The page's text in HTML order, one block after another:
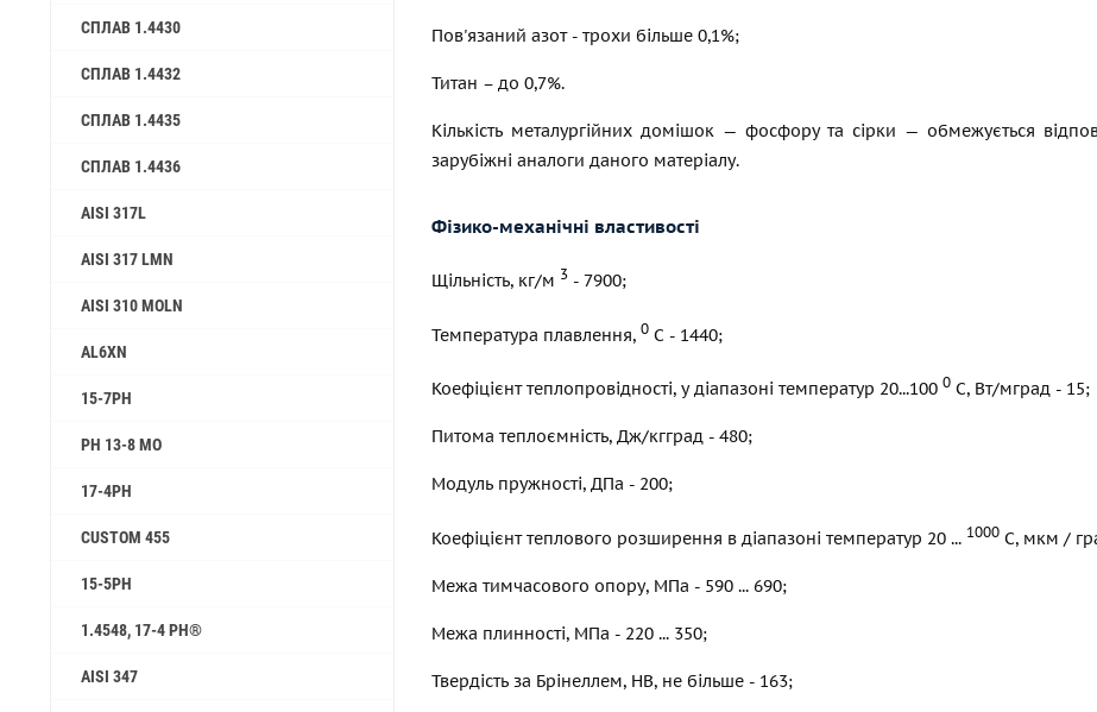
СПЛАВ 1.4430
СПЛАВ 1.4432
СПЛАВ 1.4435
СПЛАВ 1.4436
AISI 317L
AISI 317 LMN
AISI 310 MOLN
AL6XN
15-7PH
PH 13-8 MO
17-4PH
CUSTOM 455
15-5PH
1.4548, 17-4 PH®
AISI 347
Пов'язаний азот - трохи більше 0,1%;
Титан – до 0,7%.
Кількість металургійних домішок — фосфору та сірки — обмежується
зарубіжні аналоги даного матеріалу.
Фізико-механічні властивості
Щільність, кг/м 3 - 7900;
Температура плавлення, 0 С - 1440;
Коефіцієнт теплопровідності, у діапазоні температур 20...100 0 С, Вт/мград - 15;
Питома теплоємність, Дж/кгград - 480;
Модуль пружності, ДПа - 200;
Коефіцієнт теплового розширення в діапазоні температур 20 ... 1000 С, мкм /
Межа тимчасового опору, МПа - 590 ... 690;
Межа плинності, МПа - 220 ... 350;
Твердість за Брінеллем, НВ, не більше - 163;